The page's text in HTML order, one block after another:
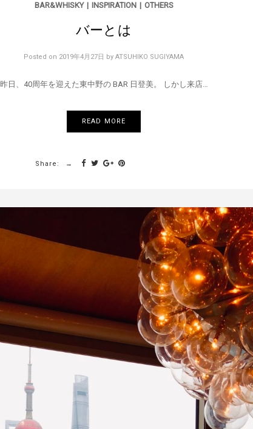
BAR&WHISKY | INSPIRATION | OTHERS
バーとは
Posted on 2019年4月27日 by ATSUHIKO SUGIYAMA
昨日、40周年を迎えた東中野の BAR 日登美。 しかし来店…
READ MORE
Share: